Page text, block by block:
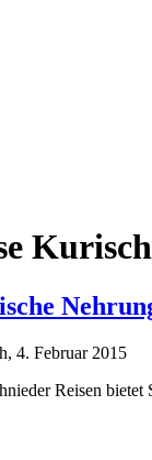
4. Februar 2015
Reisen